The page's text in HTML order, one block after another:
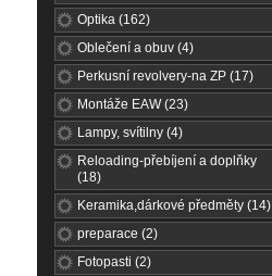
Optika (162)
Oblečení a obuv (4)
Perkusní revolvery-na ZP (17)
Montáže EAW (23)
Lampy, svítilny (4)
Reloading-přebíjení a doplňky
(18)
Keramika,dárkové předměty (14)
preparace (2)
Fotopasti (2)